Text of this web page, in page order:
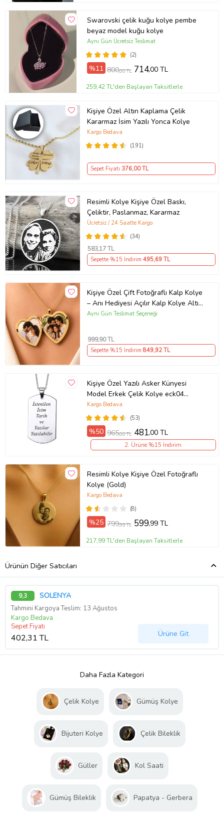
Swarovski çelik kuğu kolye pembe
beyaz model kuğu kolye
(2)
Aynı Gün Ücretsiz Teslimat
%11 800,00 TL 714,00 TL
259,42 TL'den Başlayan Taksitlerle
Kişiye Özel Altın Kaplama Çelik
Kararmaz İsim Yazılı Yonca Kolye
(191)
Kargo Bedava
Sepet Fiyatı 376,00 TL
Resimli Kolye Kişiye Özel Baskı,
Çeliktir, Paslanmaz, Kararmaz
(34)
Ücretsiz / 24 Saatte Kargo
583,17 TL
Sepette %15 İndirim 495,69 TL
Kişiye Özel Çift Fotoğraflı Kalp Kolye
– Anı Hediyesi Açılır Kalp Kolye Altın
Renk Kolye Anı Kolyesi kalp kolye,
Aynı Gün Teslimat Seçeneği
999,90 TL
Sepette %15 İndirim 849,92 TL
Kişiye Özel Yazılı Asker Künyesi
Model Erkek Çelik Kolye eck04
(Gümüş)
(53)
Kargo Bedava
%50 965,00 TL 481,00 TL
2. Ürüne %15 İndirim
Resimli Kolye Kişiye Özel Fotoğraflı
Kolye (Gold)
(8)
Kargo Bedava
%25 799,99 TL 599,99 TL
217,99 TL'den Başlayan Taksitlerle
Ürünün Diğer Satıcıları
9,3 SOLENYA
Tahmini Kargoya Teslim: 13 Ağustos
Kargo Bedava
Sepet Fiyatı
402,31 TL Ürüne Git
Daha Fazla Kategori
Çelik Kolye Gümüş Kolye
Bijuteri Kolye Çelik Bileklik
Güller Kol Saati
Gümüş Bileklik Papatya - Gerbera